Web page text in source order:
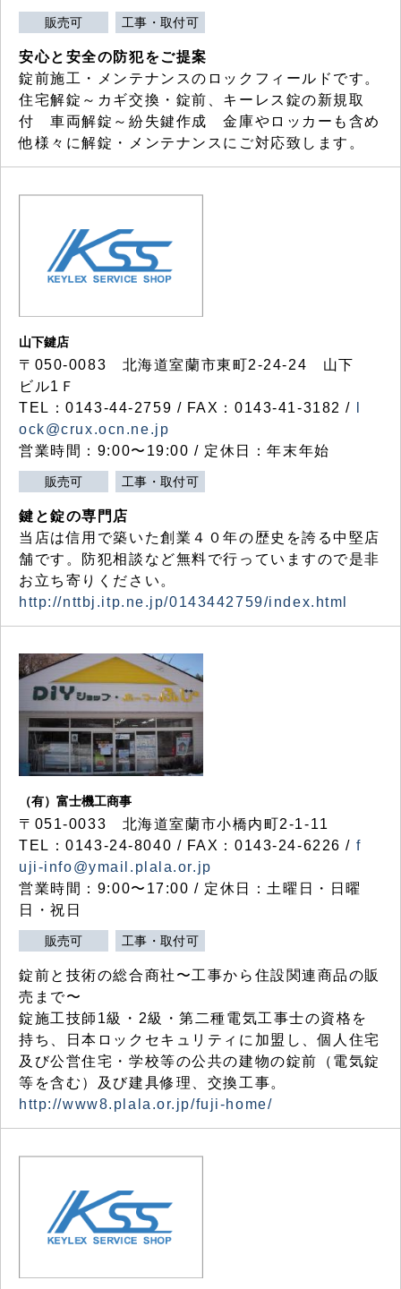
販売可 工事・取付可
安心と安全の防犯をご提案
錠前施工・メンテナンスのロックフィールドです。
住宅解錠～カギ交換・錠前、キーレス錠の新規取
付 車両解錠～紛失鍵作成 金庫やロッカーも含め
他様々に解錠・メンテナンスにご対応致します。
山下鍵店
〒050-0083 北海道室蘭市東町2-24-24 山下
ビル1Ｆ
TEL：0143-44-2759 / FAX：0143-41-3182 /
ock@crux.ocn.ne.jp
営業時間：9:00〜19:00 / 定休日：年末年始
販売可 工事・取付可
鍵と錠の専門店
当店は信用で築いた創業４０年の歴史を誇る中堅店
舗です。防犯相談など無料で行っていますので是非
お立ち寄りください。
http://nttbj.itp.ne.jp/0143442759/index.html
（有）富士機工商事
〒051-0033 北海道室蘭市小橋内町2-1-11
TEL：0143-24-8040 / FAX：0143-24-6226 / f
uji-info@ymail.plala.or.jp
営業時間：9:00〜17:00 / 定休日：土曜日・日曜
日・祝日
販売可 工事・取付可
錠前と技術の総合商社〜工事から住設関連商品の販
売まで〜
錠施工技師1級・2級・第二種電気工事士の資格を
持ち、日本ロックセキュリティに加盟し、個人住宅
及び公営住宅・学校等の公共の建物の錠前（電気錠
等を含む）及び建具修理、交換工事。
http://www8.plala.or.jp/fuji-home/